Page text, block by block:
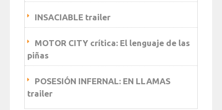
INSACIABLE trailer
MOTOR CITY crítica: El lenguaje de las
piñas
POSESIÓN INFERNAL: EN LLAMAS
trailer